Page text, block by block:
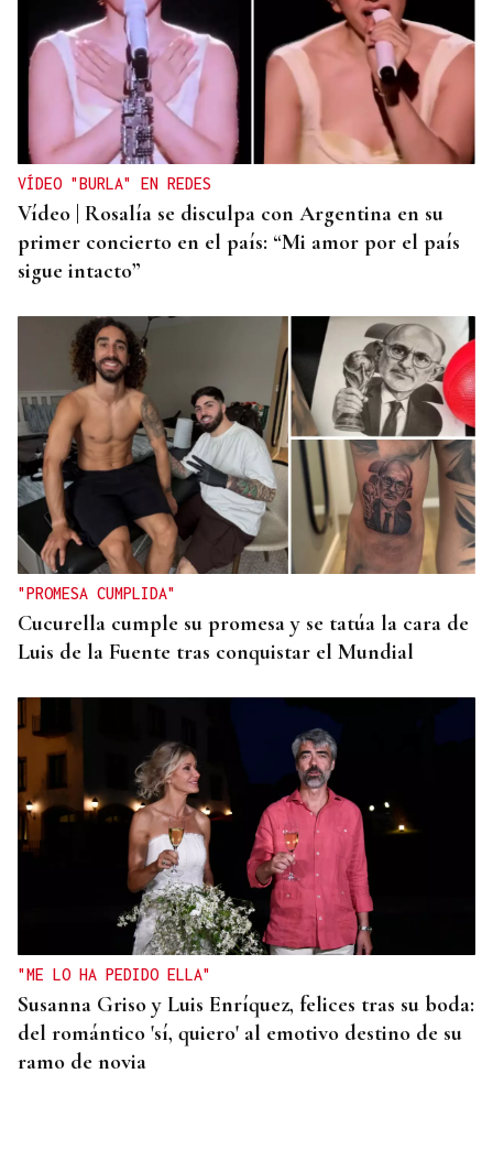
VÍDEO "BURLA" EN REDES
Vídeo | Rosalía se disculpa con Argentina en su
primer concierto en el país: “Mi amor por el país
sigue intacto”
"PROMESA CUMPLIDA"
Cucurella cumple su promesa y se tatúa la cara de
Luis de la Fuente tras conquistar el Mundial
"ME LO HA PEDIDO ELLA"
Susanna Griso y Luis Enríquez, felices tras su boda:
del romántico 'sí, quiero' al emotivo destino de su
ramo de novia